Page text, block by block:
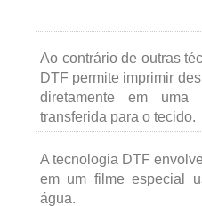
Ao contrário de outras
DTF permite imprimir
diretamente em
transferida para o tecido.
A tecnologia DTF
em um filme especial
água.